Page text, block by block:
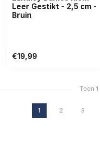
Leer Gestikt - 2,5 cm -
Bruin
€19,99
Toon 1
1 2 3